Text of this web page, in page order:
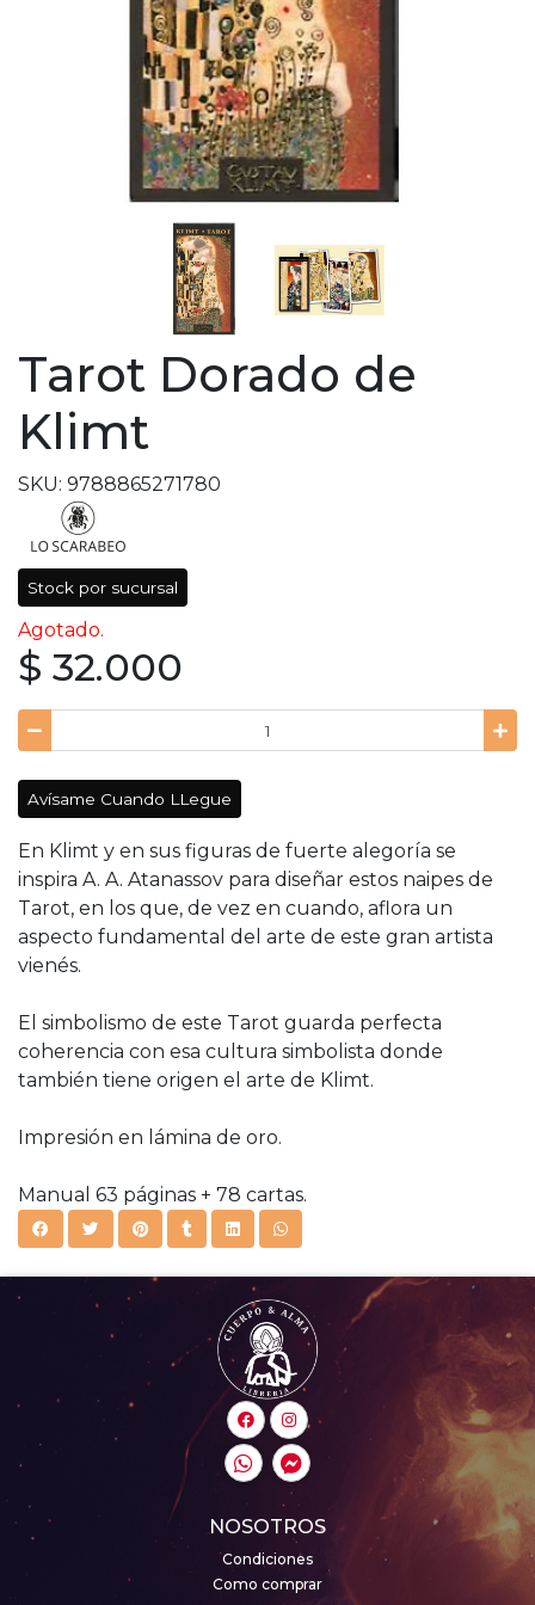
Tarot Dorado de
Klimt
SKU: 9788865271780
Stock por sucursal
Agotado.
$ 32.000
Avísame Cuando LLegue
En Klimt y en sus figuras de fuerte alegoría se
inspira A. A. Atanassov para diseñar estos naipes de
Tarot, en los que, de vez en cuando, aflora un
aspecto fundamental del arte de este gran artista
vienés.
El simbolismo de este Tarot guarda perfecta
coherencia con esa cultura simbolista donde
también tiene origen el arte de Klimt.
Impresión en lámina de oro.
Manual 63 páginas + 78 cartas.
NOSOTROS
Condiciones
Como comprar